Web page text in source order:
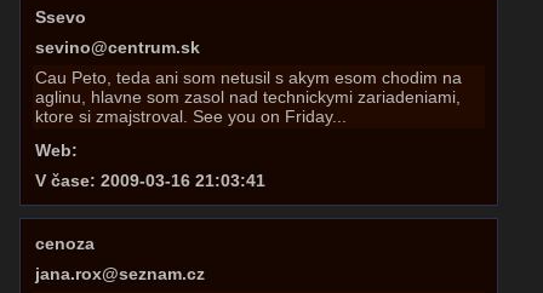
Ssevo
sevino@centrum.sk
Cau Peto, teda ani som netusil s akym esom chodim na
aglinu, hlavne som zasol nad technickymi zariadeniami,
ktore si zmajstroval. See you on Friday...
Web:
V čase: 2009-03-16 21:03:41
cenoza
jana.rox@seznam.cz